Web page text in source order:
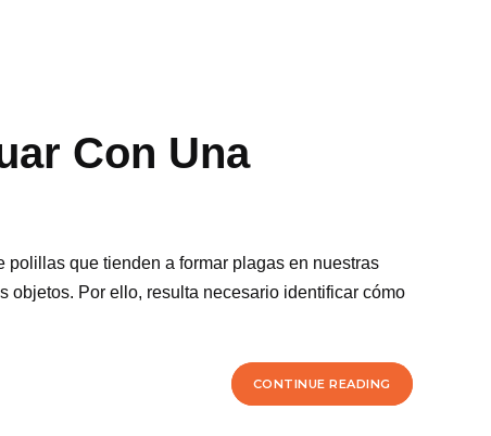
Con Una
que tienden a formar plagas en nuestras
objetos. Por ello, resulta necesario identificar cómo
CONTINUE READING